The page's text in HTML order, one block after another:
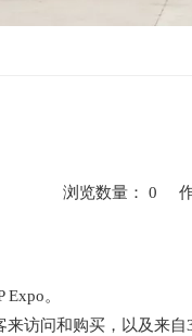
浏览数量： 0 作
。
访问和购买，以及来